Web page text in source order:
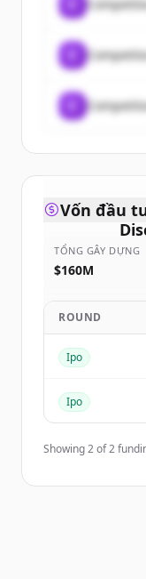
Sign up
New
Vốn đầu
TỔNG GÂY DỰNG
$160M
ROUND
Ipo
Ipo
Showing2of2